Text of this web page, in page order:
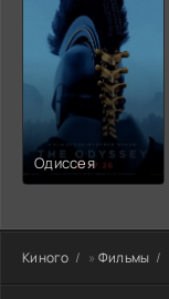
Одиссея
Киного » Фильмы